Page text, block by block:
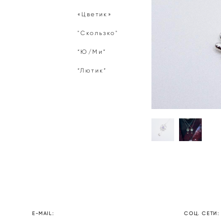
«Цветик»
"Скользко"
“Ю/Ми”
“Лютик”
E-MAIL: СОЦ. СЕТИ: